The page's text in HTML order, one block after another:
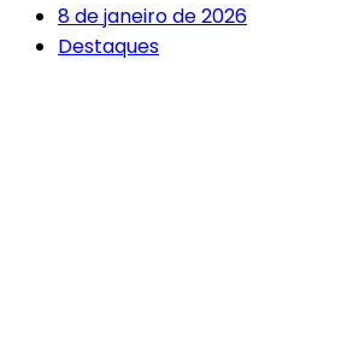
8 de janeiro de 2026
Destaques